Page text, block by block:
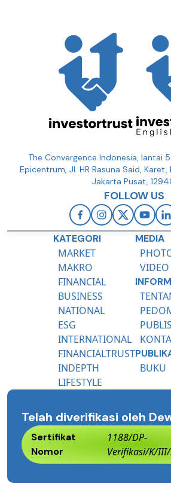
The Convergence Indonesia, lantai
Epicentrum, Jl. HR Rasuna Said,
Jakarta Pusat,
FOLLOW US
KATEGORI
MARKET
MAKRO
FINANCIAL
BUSINESS
NATIONAL
ESG
INTERNATIONAL
FINANCIALTRUST
INDEPTH
LIFESTYLE
MEDIA
VIDEO
BUKU
Telah diverifikasi oleh
Sertifikat
Nomor
1188/DP-
Verifikasi/K/